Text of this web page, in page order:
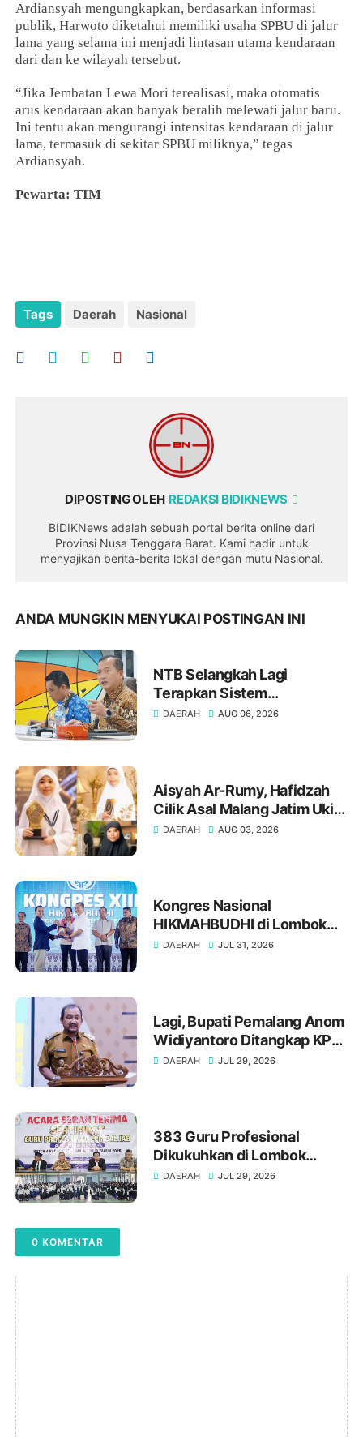
Ardiansyah mengungkapkan, berdasarkan informasi
publik, Harwoto diketahui memiliki usaha SPBU di jalur
lama yang selama ini menjadi lintasan utama kendaraan
dari dan ke wilayah tersebut.
“Jika Jembatan Lewa Mori terealisasi, maka otomatis
arus kendaraan akan banyak beralih melewati jalur baru.
Ini tentu akan mengurangi intensitas kendaraan di jalur
lama, termasuk di sekitar SPBU miliknya,” tegas
Ardiansyah.
Pewarta: TIM
Tags Daerah Nasional
DIPOSTING OLEH REDAKSI BIDIKNEWS
BIDIKNews adalah sebuah portal berita online dari
Provinsi Nusa Tenggara Barat. Kami hadir untuk
menyajikan berita-berita lokal dengan mutu Nasional.
ANDA MUNGKIN MENYUKAI POSTINGAN INI
NTB Selangkah Lagi
Terapkan Sistem
Manajemen Talenta ASN
DAERAH AUG 06, 2026
Aisyah Ar-Rumy, Hafidzah
Cilik Asal Malang Jatim Ukir
Prestasi di Dubai
DAERAH AUG 03, 2026
Kongres Nasional
HIKMAHBUDHI di Lombok
Utara, Bukti NTB Menjunjung
DAERAH JUL 31, 2026
Lagi, Bupati Pemalang Anom
Widiyantoro Ditangkap KPK
Tengah Malam
DAERAH JUL 29, 2026
383 Guru Profesional
Dikukuhkan di Lombok
Timur : Gelar "Gr." Adalah
DAERAH JUL 29, 2026
0 KOMENTAR